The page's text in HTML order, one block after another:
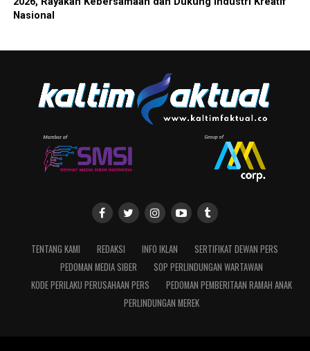
Nasional
TENTANG KAMI REDAKSI INFO IKLAN
SERTIFIKAT DEWAN PERS
PEDOMAN MEDIA SIBER
SOP PERLINDUNGAN WARTAWAN
KODE PERILAKU PERUSAHAAN PERS
PEDOMAN PEMBERITAAN RAMAH ANAK
PERLINDUNGAN MEREK